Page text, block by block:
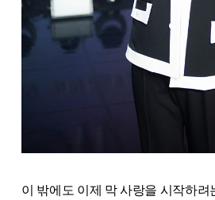
이 밖에도 이제 막 사랑을 시작하